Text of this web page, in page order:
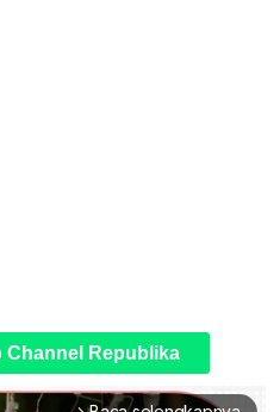
Channel Republika